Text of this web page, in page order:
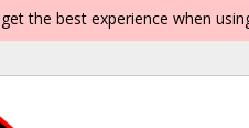
the best experience when